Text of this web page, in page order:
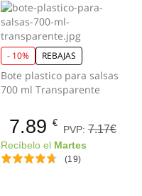
- 10% REBAJAS
Bote plastico para salsas
700 ml Transparente
7.89 €
PVP: 7.17€
Recíbelo el Martes
(19)